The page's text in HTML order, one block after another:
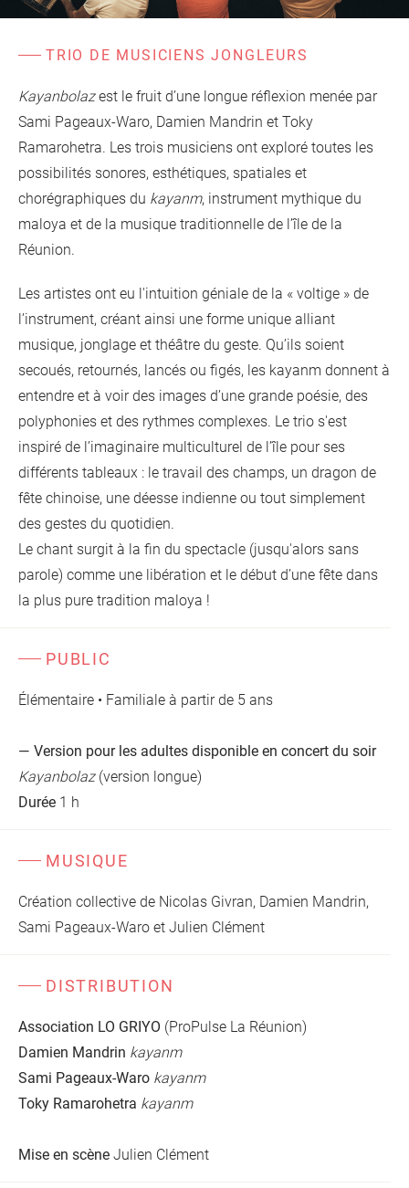
Les Étincelles
d'information
Ressources des spectacles
Livrets pédagogiques
Ressources adhérents
Présentation
Actualités
Réalisations
TRIO DE MUSICIENS JONGLEURS
Kayanbolazest le fruit d’une longue réflexion menée par
Sami Pageaux-Waro, Damien Mandrin et Toky
Ramarohetra. Les trois musiciens ont exploré toutes les
possibilités sonores, esthétiques, spatiales et
chorégraphiques du kayanm, instrument mythique du
maloya et de la musique traditionnelle de l’île de la
Réunion.
Les artistes ont eu l'intuition géniale de la « voltige » de
l’instrument, créant ainsi une forme unique alliant
musique, jonglage et théâtre du geste. Qu’ils soient
secoués, retournés, lancés ou figés, les kayanm donnent à
entendre et à voir des images d’une grande poésie, des
polyphonies et des rythmes complexes. Le trio s'est
inspiré de l’imaginaire multiculturel de l’île pour ses
différents tableaux : le travail des champs, un dragon de
fête chinoise, une déesse indienne ou tout simplement
des gestes du quotidien.
Le chant surgit à la fin du spectacle (jusqu'alors sans
parole) comme une libération et le début d’une fête dans
la plus pure tradition maloya !
PUBLIC
Élémentaire • Familiale à partir de 5 ans
— Version pour les adultes disponible en concert du soir
Kayanbolaz (version longue)
Durée 1 h
MUSIQUE
Création collective de Nicolas Givran, Damien Mandrin,
Sami Pageaux-Waro et Julien Clément
DISTRIBUTION
Association LO GRIYO (ProPulse La Réunion)
Damien Mandrin kayanm
Sami Pageaux-Waro kayanm
Toky Ramarohetra kayanm
Mise en scène Julien Clément